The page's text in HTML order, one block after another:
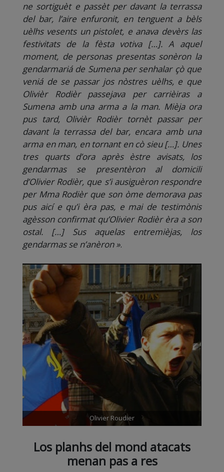
ne sortiguèt e passèt per davant la terrassa
del bar, l’aire enfuronit, en tenguent a bèls
uèlhs vesents un pistolet, e anava devèrs las
festivitats de la fèsta votiva […]. A aquel
moment, de personas presentas sonèron la
gendarmariá de Sumena per senhalar çò que
veniá de se passar jos nòstres uèlhs, e que
Olivièr Rodièr passejava per carrièiras a
Sumena amb una arma a la man. Mièja ora
pus tard, Olivièr Rodièr tornèt passar per
davant la terrassa del bar, encara amb una
arma en man, en tornant en cò sieu […]. Unes
tres quarts d’ora après èstre avisats, los
gendarmas se presentèron al domicili
d’Olivier Rodièr, que s’i ausiguèron respondre
per Mma Rodièr que son òme demorava pas
pus aicí e qu’i èra pas, e mai de testimònis
agèsson confirmat qu’Olivier Rodièr èra a son
ostal. […] Sus aquelas entremièjas, los
gendarmas se n’anèron ».
Olivier Roudier
Los planhs del mond atacats
menan pas a res